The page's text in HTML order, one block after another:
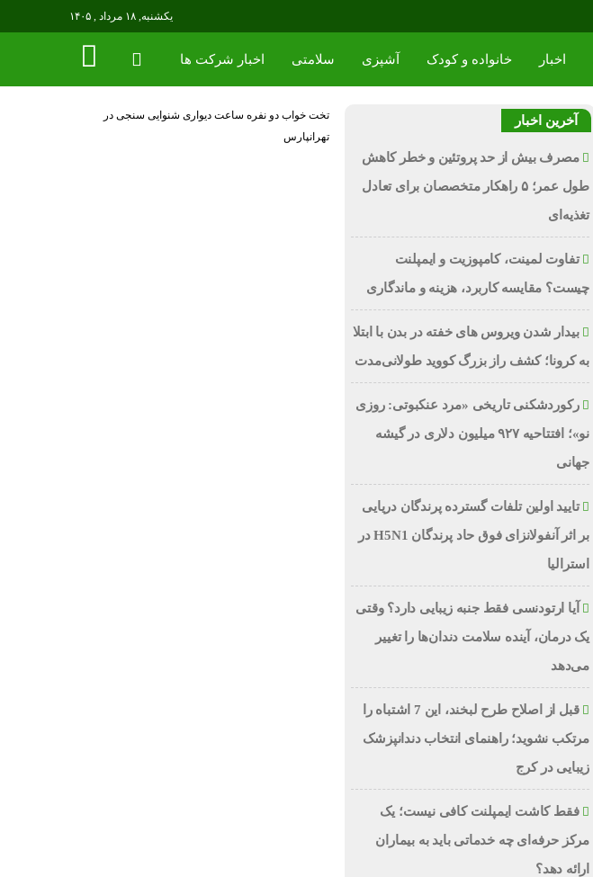
یکشنبه, ۱۸ مرداد , ۱۴۰۵
اخبار خانواده و کودک آشپزی سلامتی اخبار شرکت ها
آخرین اخبار
مصرف بیش از حد پروتئین و خطر کاهش
طول عمر؛ ۵ راهکار متخصصان برای تعادل
تغذیه‌ای
تفاوت لمینت، کامپوزیت و ایمپلنت
چیست؟ مقایسه کاربرد، هزینه و ماندگاری
بیدار شدن ویروس‌ های خفته در بدن با ابتلا
به کرونا؛ کشف راز بزرگ کووید طولانی‌مدت
رکوردشکنی تاریخی «مرد عنکبوتی: روزی
نو»؛ افتتاحیه ۹۲۷ میلیون دلاری در گیشه
جهانی
تایید اولین تلفات گسترده پرندگان دریایی
بر اثر آنفولانزای فوق حاد پرندگان H5N1 در
استرالیا
آیا ارتودنسی فقط جنبه زیبایی دارد؟ وقتی
یک درمان، آینده سلامت دندان‌ها را تغییر
می‌دهد
قبل از اصلاح طرح لبخند، این 7 اشتباه را
مرتکب نشوید؛ راهنمای انتخاب دندانپزشک
زیبایی در کرج
فقط کاشت ایمپلنت کافی نیست؛ یک
مرکز حرفه‌ای چه خدماتی باید به بیماران
ارائه دهد؟
تخت خواب دو نفرهساعت دیواریشنوایی سنجی در
تهرانپارس